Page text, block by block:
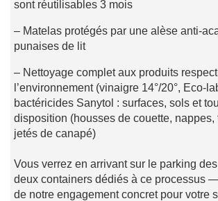
sont réutilisables 3 mois
– Matelas protégés par une alèse anti-
punaises de lit
– Nettoyage complet aux produits
l’environnement (vinaigre 14°/20°, Eco-
bactéricides Sanytol : surfaces, sols et
disposition (housses de couette, nappes,
jetés de canapé)
Vous verrez en arrivant sur le parking
deux containers dédiés à ce processus
de notre engagement concret pour votre